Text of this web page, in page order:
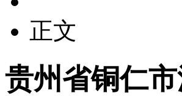
正文
贵州省铜仁